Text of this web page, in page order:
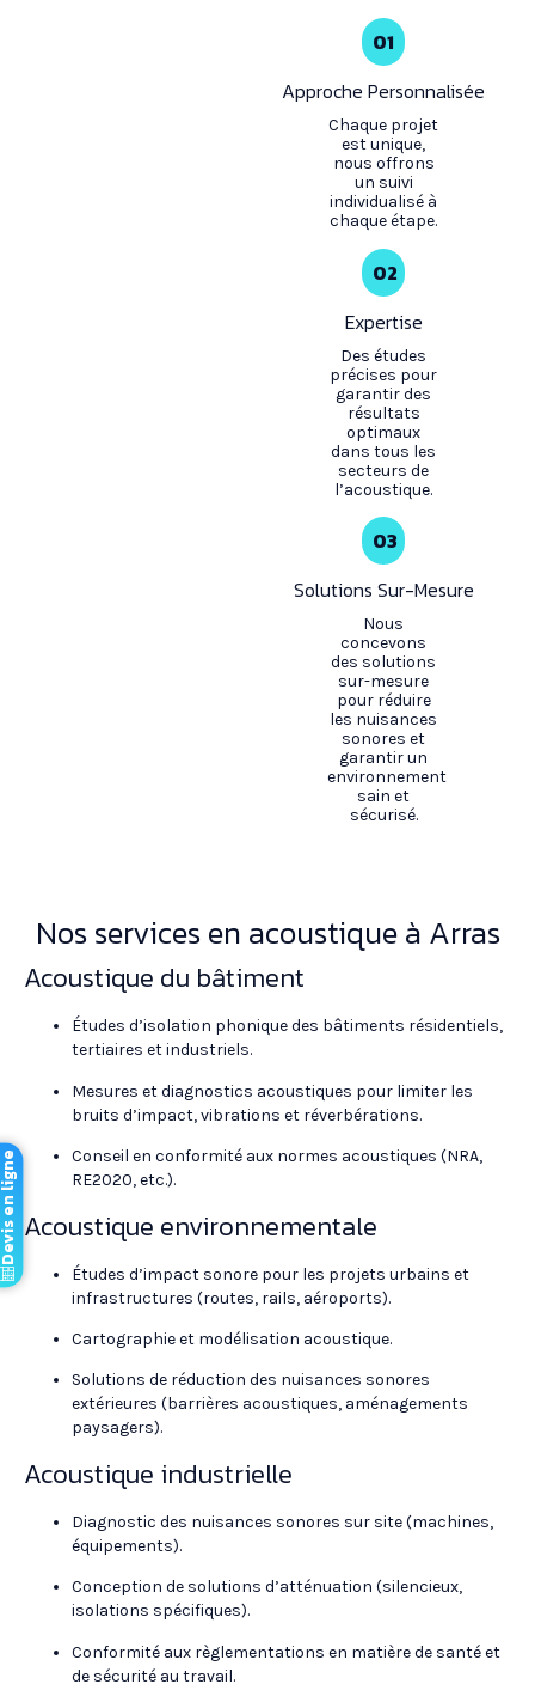
01
Approche Personnalisée
Chaque projet
est unique,
nous offrons
un suivi
individualisé à
chaque étape.
02
Expertise
Des études
précises pour
garantir des
résultats
optimaux
dans tous les
secteurs de
l’acoustique.
03
Solutions Sur-Mesure
Nous
concevons
des solutions
sur-mesure
pour réduire
les nuisances
sonores et
garantir un
environnement
sain et
sécurisé.
Nos services en acoustique à Arras
Acoustique du bâtiment
Études d’isolation phonique des bâtiments résidentiels,
tertiaires et industriels.
Mesures et diagnostics acoustiques pour limiter les
bruits d’impact, vibrations et réverbérations.
Conseil en conformité aux normes acoustiques (NRA,
RE2020, etc.).
Acoustique environnementale
Études d’impact sonore pour les projets urbains et
infrastructures (routes, rails, aéroports).
Cartographie et modélisation acoustique.
Solutions de réduction des nuisances sonores
extérieures (barrières acoustiques, aménagements
paysagers).
Acoustique industrielle
Diagnostic des nuisances sonores sur site (machines,
équipements).
Conception de solutions d’atténuation (silencieux,
isolations spécifiques).
Conformité aux règlementations en matière de santé et
de sécurité au travail.
ligne